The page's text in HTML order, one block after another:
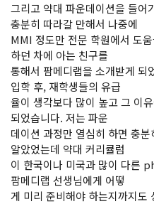
그리고 약대 파운데이션을 들어
충분히 따라갈 만해서 나중에
MMI 정도만 전문 학원에서 도
하던 차에 아는 친구를
통해서 팜메디랩을 소개받게 되
입학 후, 재학생들의 유급
율이 생각보다 많이 높고 그 이
되었습니다. 저는 파운
데이션 과정만 열심히 하면 충
알았었는데 약대 커리큘럼
이 한국이나 미국과 많이 다른
팜메디랩 선생님에게 어떻
게 미리 준비해야 하는지까지도